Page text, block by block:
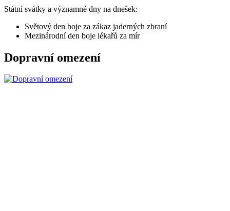
Státní svátky a významné dny na dnešek:
Světový den boje za zákaz jaderných zbraní
Mezinárodní den boje lékařů za mír
Dopravní omezení